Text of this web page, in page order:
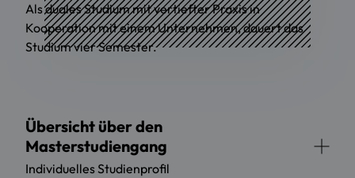
Als duales Studium mit vertiefter Praxis in
Kooperation mit einem Unternehmen, dauert das
Studium vier Semester.
Übersicht über den
Masterstudiengang
Individuelles Studienprofil